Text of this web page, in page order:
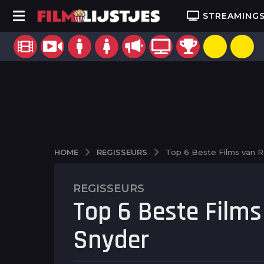
HOME REGISSEURS Top 6 Beste Films van
1
0
a
a
REGISSEURS
Top 6 Beste
Snyder